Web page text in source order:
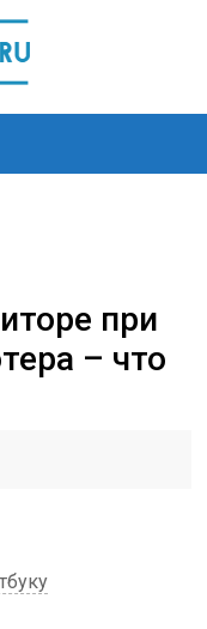
при
– что